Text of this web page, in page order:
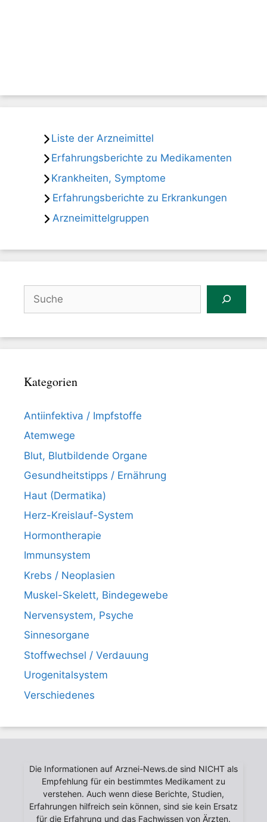
Liste der Arzneimittel
Erfahrungsberichte zu Medikamenten
Krankheiten, Symptome
Erfahrungsberichte zu Erkrankungen
Arzneimittelgruppen
Kategorien
Antiinfektiva / Impfstoffe
Atemwege
Blut, Blutbildende Organe
Gesundheitstipps / Ernährung
Haut (Dermatika)
Herz-Kreislauf-System
Hormontherapie
Immunsystem
Krebs / Neoplasien
Muskel-Skelett, Bindegewebe
Nervensystem, Psyche
Sinnesorgane
Stoffwechsel / Verdauung
Urogenitalsystem
Verschiedenes
Die Informationen auf Arznei-News.de sind NICHT als
Empfehlung für ein bestimmtes Medikament zu
verstehen. Auch wenn diese Berichte, Studien,
Erfahrungen hilfreich sein können, sind sie kein Ersatz
für die Erfahrung und das Fachwissen von Ärzten.